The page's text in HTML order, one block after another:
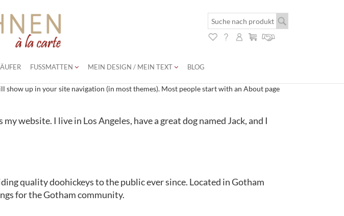
FUSSMATTEN MEIN DESIGN / MEIN TEXT BLOG
show up in your site navigation (in most themes). Most people start with an About page
website. I live in Los Angeles, have a great dog named Jack, and I
quality doohickeys to the public ever since. Located in Gotham
for the Gotham community.